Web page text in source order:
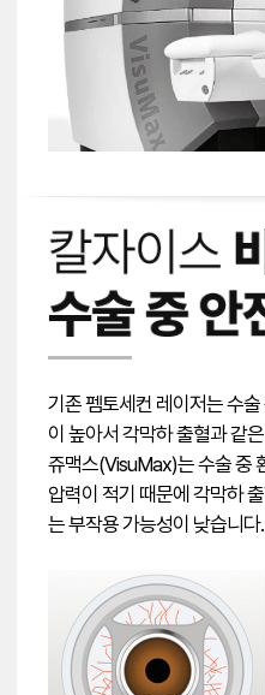
기존 펨토세컨 레이저는 수
이 높아서 각막하 출혈과 같
쥬맥스(VisuMax)는 수술 중
압력이 적기 때문에 각막하
는 부작용 가능성이 낮습니다.